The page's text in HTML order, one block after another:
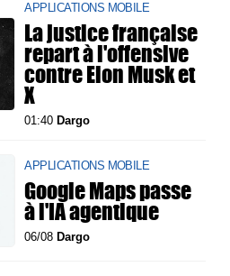
APPLICATIONS MOBILE
La justice française
repart à l'offensive
contre Elon Musk et
X
01:40 Dargo
APPLICATIONS MOBILE
Google Maps passe
à l'IA agentique
06/08Dargo